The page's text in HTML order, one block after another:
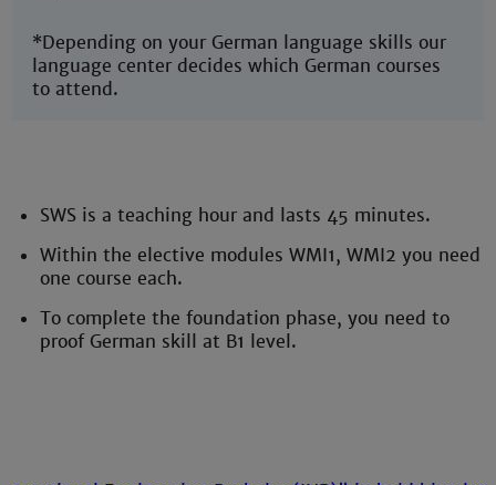
*Depending on your German language skills our
language center decides which German courses
to attend.
SWS is a teaching hour and lasts 45 minutes.
Within the elective modules WMI1, WMI2 you need
one course each.
To complete the foundation phase, you need to
proof German skill at B1 level.